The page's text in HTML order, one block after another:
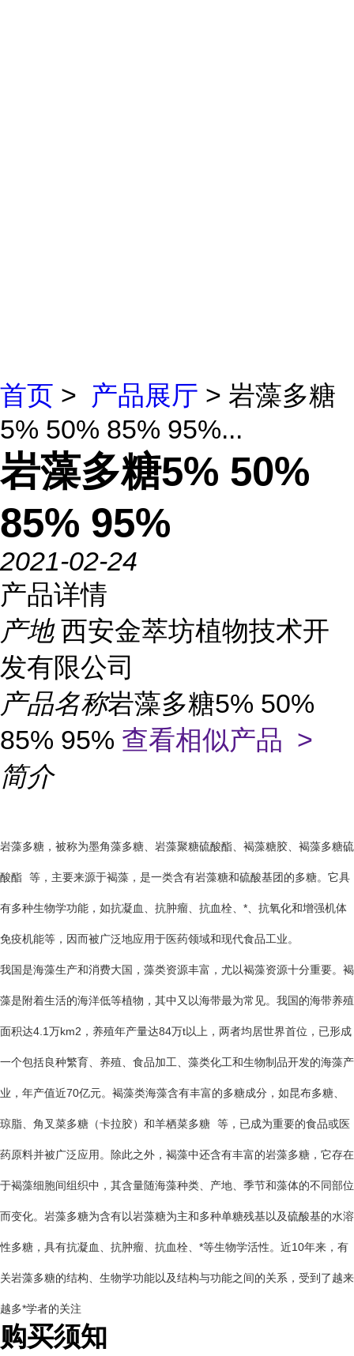
首页 > 产品展厅 > 岩藻多糖
5% 50% 85% 95%...
岩藻多糖5% 50%
85% 95%
2021-02-24
产品详情
产地 西安金萃坊植物技术开
发有限公司
产品名称岩藻多糖5% 50%
85% 95% 查看相似产品 >
简介
岩藻多糖，被称为墨角藻多糖、岩藻聚糖硫酸酯、褐藻糖胶、 褐藻多糖硫
酸酯 等，主要来源于褐藻，是一类含有岩藻糖和硫酸基团的多糖。它具
有多种生物学功能，如抗凝血、抗肿瘤、抗血栓、*、抗氧化和增强机体
免疫机能等，因而被广泛地应用于医药领域和现代食品工业。
我国是海藻生产和消费大国，藻类资源丰富，尤以褐藻资源十分重要。褐
藻是附着生活的海洋低等植物，其中又以海带最为常见。我国的海带养殖
面积达4.1万km2 ，养殖年产量达84万t以上，两者均居世界首位，已形成
一个包括良种繁育、养殖、食品加工、藻类化工和生物制品开发的海藻产
业，年产值近70亿元。褐藻类海藻含有丰富的多糖成分，如昆布多糖、
琼脂、角叉菜多糖（卡拉胶）和羊栖菜多糖 等，已成为重要的食品或医
药原料并被广泛应用。除此之外，褐藻中还含有丰富的岩藻多糖，它存在
于褐藻细胞间组织中，其含量随海藻种类、产地、季节和藻体的不同部位
而变化。岩藻多糖为含有以岩藻糖为主和多种单糖残基以及硫酸基的水溶
性多糖，具有抗凝血、抗肿瘤、抗血栓、*等生物学活性。近10年来，有
关岩藻多糖的结构、生物学功能以及结构与功能之间的关系，受到了越来
越多*学者的关注
购买须知